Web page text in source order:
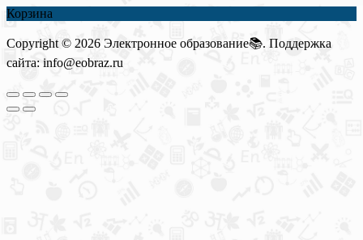
Корзина
Copyright © 2026 Электронное образование📚. Поддержка
сайта: info@eobraz.ru